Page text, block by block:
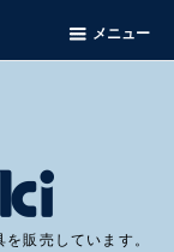
メニュー
販売しています。